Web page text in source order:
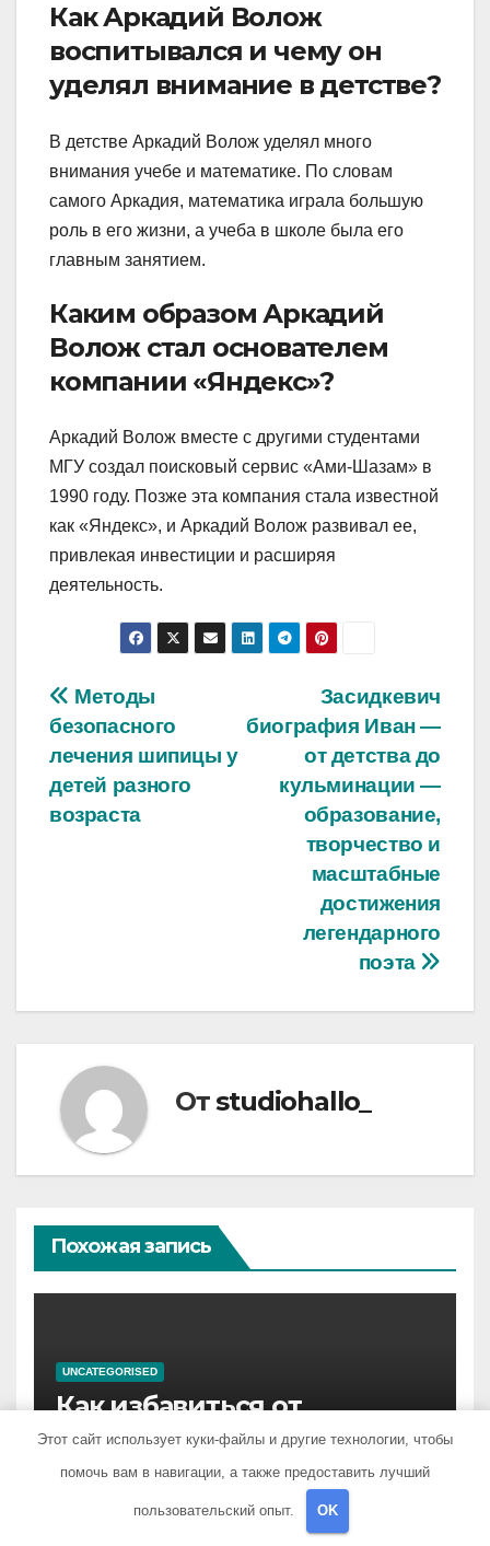
Как Аркадий Волож
воспитывался и чему он
уделял внимание в детстве?
В детстве Аркадий Волож уделял много
внимания учебе и математике. По словам
самого Аркадия, математика играла большую
роль в его жизни, а учеба в школе была его
главным занятием.
Каким образом Аркадий
Волож стал основателем
компании «Яндекс»?
Аркадий Волож вместе с другими студентами
МГУ создал поисковый сервис «Ами-Шазам» в
1990 году. Позже эта компания стала известной
как «Яндекс», и Аркадий Волож развивал ее,
привлекая инвестиции и расширяя
деятельность.
Навигация
по
записям
Засидкевич
биография Иван —
от детства до
кульминации —
образование,
творчество и
масштабные
достижения
легендарного
поэта
Методы
безопасного
лечения шипицы у
детей разного
возраста
Отstudiohallo_
Похожая запись
UNCATEGORISED
Как избавиться от
фурункул на лице: методы
АПР 24, 2021 ZNAKCOMSTVA_
Этот сайт использует куки-файлы и другие технологии, чтобы
помочь вам в навигации, а также предоставить лучший
пользовательский опыт. OK